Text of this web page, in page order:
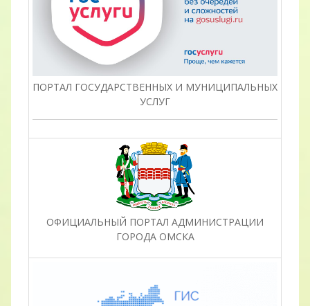
ПОРТАЛ ГОСУДАРСТВЕННЫХ И МУНИЦИПАЛЬНЫХ
УСЛУГ
ОФИЦИАЛЬНЫЙ ПОРТАЛ АДМИНИСТРАЦИИ
ГОРОДА ОМСКА